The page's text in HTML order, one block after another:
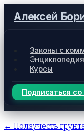
Алексей
Законы с
Энциклопедия
Курсы
Подписаться со
← Ползучесть грунта